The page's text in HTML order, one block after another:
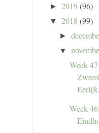
► 2019(96)
▼ 2018 (99)
►
▼
Week
Week